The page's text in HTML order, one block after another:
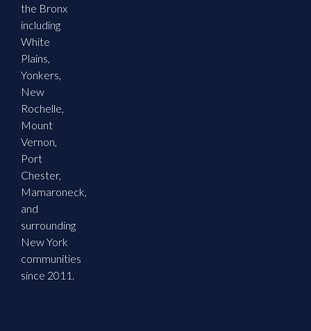
the Bronx
including
White
Plains,
Yonkers,
New
Rochelle,
Mount
Vernon,
Port
Chester,
Mamaroneck,
and
surrounding
New York
communities
since 2011.